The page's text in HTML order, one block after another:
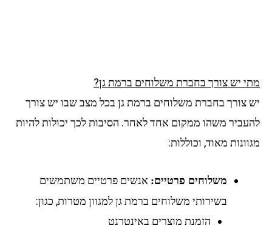
יש צורך בחברת משלוחים ברמת גן?
צורך בחברת משלוחים ברמת גן בכל מצב שבו יש צורך
משהו ממקום אחד לאחר. הסיבות לכך יכולות להיות
מאוד, וכוללות:
משלוחים פרטיים:אנשים פרטיים משתמשים
בשירותי משלוחים ברמת גן למגוון מטרות, כגון:
הזמנת מוצרים באינטרנט